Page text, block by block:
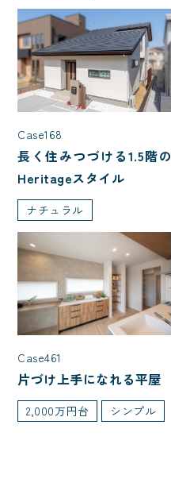
Case168
長く住みつづける1.5階の
Heritageスタイル
ナチュラル
Case461
片づけ上手になれる平屋
2,000万円台 シンプル
部屋数
4LDK 5LDK
3LDK
家を建てた年齢
30代で建てた家
50代で建てた家
入居人数
4人家族(子ども2人)
階数